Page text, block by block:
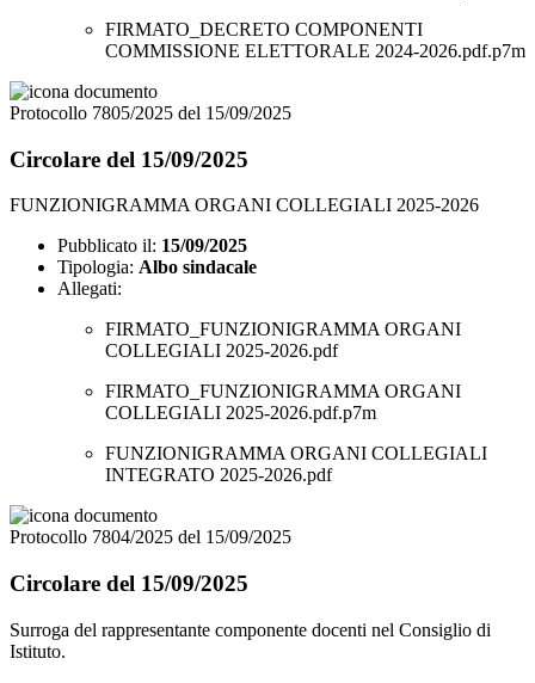
FIRMATO_DECRETO COMPONENTI
COMMISSIONE ELETTORALE 2024-2026.pdf.p7m
Protocollo 7805/2025 del 15/09/2025
Circolare del 15/09/2025
FUNZIONIGRAMMA ORGANI COLLEGIALI 2025-2026
Pubblicato il: 15/09/2025
Tipologia: Albo sindacale
Allegati:
FIRMATO_FUNZIONIGRAMMA ORGANI
COLLEGIALI 2025-2026.pdf
FIRMATO_FUNZIONIGRAMMA ORGANI
COLLEGIALI 2025-2026.pdf.p7m
FUNZIONIGRAMMA ORGANI COLLEGIALI
INTEGRATO 2025-2026.pdf
Protocollo 7804/2025 del 15/09/2025
Circolare del 15/09/2025
Surroga del rappresentante componente docenti nel Consiglio di
Istituto.